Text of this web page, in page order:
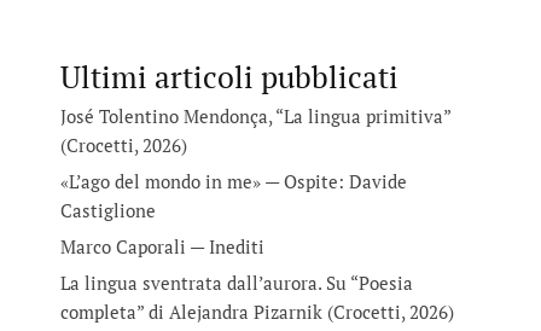
Ultimi articoli pubblicati
José Tolentino Mendonça, “La lingua primitiva”
(Crocetti, 2026)
«L’ago del mondo in me» — Ospite: Davide
Castiglione
Marco Caporali — Inediti
La lingua sventrata dall’aurora. Su “Poesia
completa” di Alejandra Pizarnik (Crocetti, 2026)